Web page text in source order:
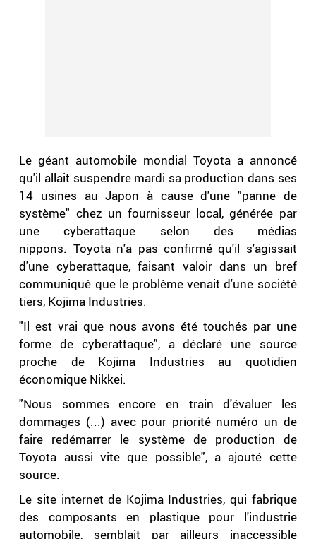
Le géant automobile mondial Toyota a annoncé
qu'il allait suspendre mardi sa production dans ses
14 usines au Japon à cause d'une "panne de
système" chez un fournisseur local, générée par
une cyberattaque selon des médias
nippons. Toyota n'a pas confirmé qu'il s'agissait
d'une cyberattaque, faisant valoir dans un bref
communiqué que le problème venait d'une société
tiers, Kojima Industries.
"Il est vrai que nous avons été touchés par une
forme de cyberattaque", a déclaré une source
proche de Kojima Industries au quotidien
économique Nikkei.
"Nous sommes encore en train d'évaluer les
dommages (...) avec pour priorité numéro un de
faire redémarrer le système de production de
Toyota aussi vite que possible", a ajouté cette
source.
Le site internet de Kojima Industries, qui fabrique
des composants en plastique pour l'industrie
automobile, semblait par ailleurs inaccessible